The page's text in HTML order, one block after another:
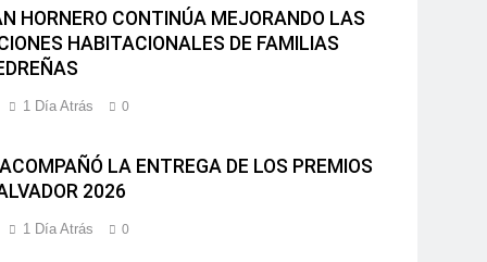
HORNERO CONTINÚA MEJORANDO LAS
HABITACIONALES DE FAMILIAS
1 Día Atrás 0
LA ENTREGA DE LOS PREMIOS
2026
1 Día Atrás 0